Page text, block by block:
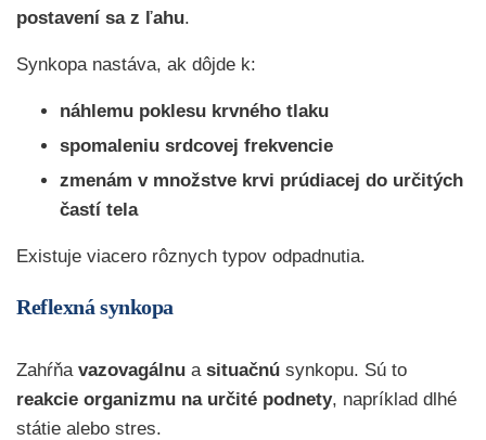
postavení sa z ľahu.
Synkopa nastáva, ak dôjde k:
náhlemu poklesu krvného tlaku
spomaleniu srdcovej frekvencie
zmenám v množstve krvi prúdiacej do určitých
častí tela
Existuje viacero rôznych typov odpadnutia.
Reflexná synkopa
Zahŕňa vazovagálnu a situačnú synkopu. Sú to
reakcie organizmu na určité podnety, napríklad dlhé
státie alebo stres.